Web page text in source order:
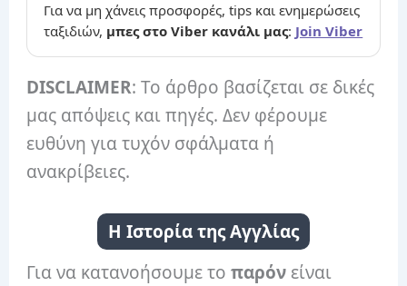
Για να μη χάνεις προσφορές, tips και ενημερώσεις
ταξιδιών, μπες στο Viber κανάλι μας: Join Viber
DISCLAIMER: Το άρθρο βασίζεται σε δικές
μας απόψεις και πηγές. Δεν φέρουμε
ευθύνη για τυχόν σφάλματα ή
ανακρίβειες.
Η Ιστορία της Αγγλίας
Για να κατανοήσουμε τοπαρόν είναι